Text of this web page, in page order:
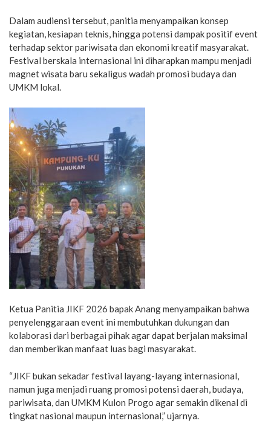
Dalam audiensi tersebut, panitia menyampaikan konsep
kegiatan, kesiapan teknis, hingga potensi dampak positif event
terhadap sektor pariwisata dan ekonomi kreatif masyarakat.
Festival berskala internasional ini diharapkan mampu menjadi
magnet wisata baru sekaligus wadah promosi budaya dan
UMKM lokal.
Ketua Panitia JIKF 2026 bapak Anang menyampaikan bahwa
penyelenggaraan event ini membutuhkan dukungan dan
kolaborasi dari berbagai pihak agar dapat berjalan maksimal
dan memberikan manfaat luas bagi masyarakat.
“JIKF bukan sekadar festival layang-layang internasional,
namun juga menjadi ruang promosi potensi daerah, budaya,
pariwisata, dan UMKM Kulon Progo agar semakin dikenal di
tingkat nasional maupun internasional,” ujarnya.